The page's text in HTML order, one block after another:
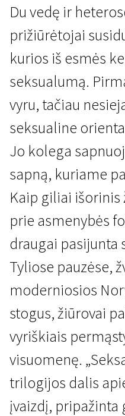
Naujienos iš Šiaurės
Seksas
2 val. 5 min. | Drama,
Du vedę ir
prižiūrėtojai
kurios iš esmės
seksualumą.
vyru, tačiau
seksualine
Jo kolega
sapną, kuriame
Kaip giliai
prie asmenybės
draugai pasijunta
Tyliose pauzėse,
moderniosios
stogus, žiūrovai
vyriškiais
visuomenę.
trilogijos dalis
įvaizdį, pripažinta